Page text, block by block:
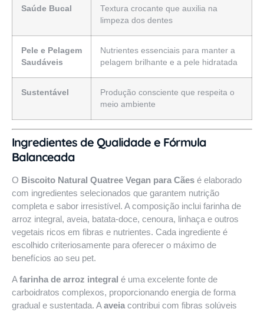
Saúde Bucal
Textura crocante que auxilia na
limpeza dos dentes
Pele e Pelagem
Saudáveis
Nutrientes essenciais para manter a
pelagem brilhante e a pele hidratada
Sustentável
Produção consciente que respeita o
meio ambiente
Ingredientes de Qualidade e Fórmula
Balanceada
O Biscoito Natural Quatree Vegan para Cães é elaborado
com ingredientes selecionados que garantem nutrição
completa e sabor irresistível. A composição inclui farinha de
arroz integral, aveia, batata-doce, cenoura, linhaça e outros
vegetais ricos em fibras e nutrientes. Cada ingrediente é
escolhido criteriosamente para oferecer o máximo de
benefícios ao seu pet.
Afarinha de arroz integral é uma excelente fonte de
carboidratos complexos, proporcionando energia de forma
gradual e sustentada. Aaveia contribui com fibras solúveis